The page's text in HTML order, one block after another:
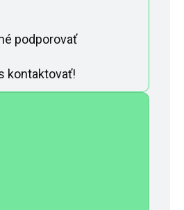
podporovať
kontaktovať!